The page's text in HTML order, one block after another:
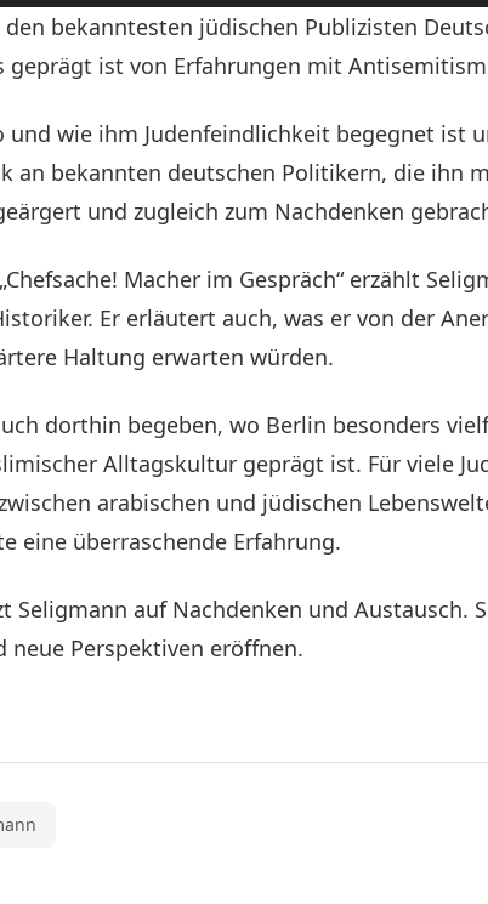
bekanntesten jüdischen Publizisten
geprägt ist von Erfahrungen mit
und wie ihm Judenfeindlichkeit begegnet ist
an bekannten deutschen Politikern, die ihn
und zugleich zum Nachdenken
Macher im Gespräch“ erzählt
Er erläutert auch, was er von der
Haltung erwarten würden.
dorthin begeben, wo Berlin besonders
Alltagskultur geprägt ist. Für viele
arabischen und jüdischen
eine überraschende Erfahrung.
Seligmann auf Nachdenken und
Perspektiven eröffnen.